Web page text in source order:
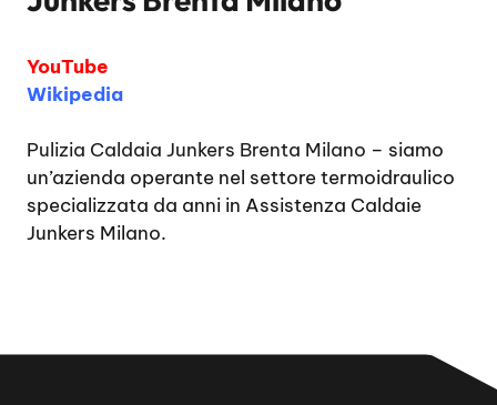
YouTube
Wikipedia
Pulizia Caldaia Junkers Brenta Milano – siamo
un’azienda operante nel settore termoidraulico
specializzata da anni in Assistenza Caldaie
Junkers Milano.